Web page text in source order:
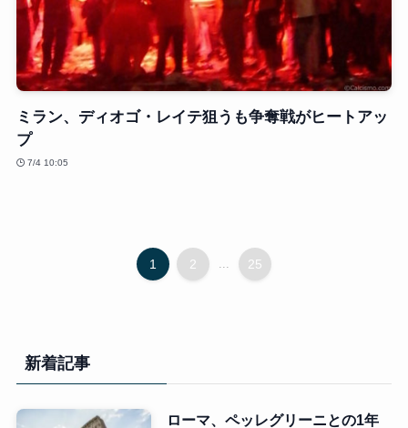
ミラン、ディオゴ・レイテ狙うも争奪戦がヒートアッ
プ
7/4 10:05
1 2 ... 25
新着記事
ローマ、ペッレグリーニとの1年